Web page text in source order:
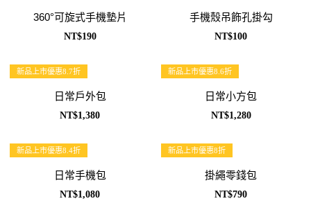
360°可旋式手機墊片
NT$190
手機殼吊飾孔掛勾
NT$100
新品上市優惠8.7折
日常戶外包
NT$1,380
新品上市優惠8.6折
日常小方包
NT$1,280
新品上市優惠8.4折
日常手機包
NT$1,080
新品上市優惠8折
掛繩零錢包
NT$790